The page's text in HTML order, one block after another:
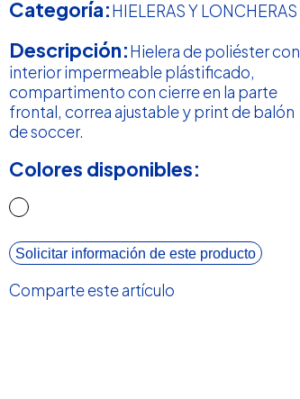
Categoría:HIELERAS Y LONCHERAS
Descripción:Hielera de poliéster con
interior impermeable plástificado,
compartimento con cierre en la parte
frontal, correa ajustable y print de balón
de soccer.
Colores disponibles:
Solicitar información de este producto
Comparte este artículo